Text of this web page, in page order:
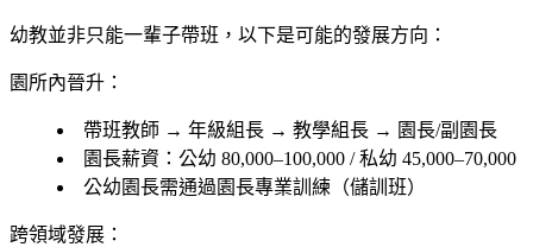
幼教並非只能一輩子帶班，以下是可能的發展方向：
園所內晉升：
帶班教師 → 年級組長 → 教學組長 → 園長/副園長
園長薪資：公幼 80,000–100,000 / 私幼 45,000–70,000
公幼園長需通過園長專業訓練（儲訓班）
跨領域發展：